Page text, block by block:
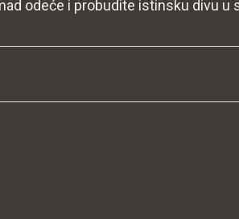
odeće i probudite istinsku divu u